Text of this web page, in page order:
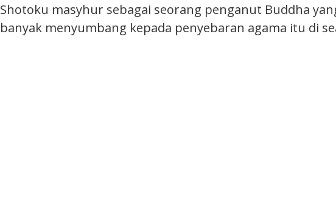
Shotoku masyhur sebagai seorang penganut Buddha
banyak menyumbang kepada penyebaran agama itu di